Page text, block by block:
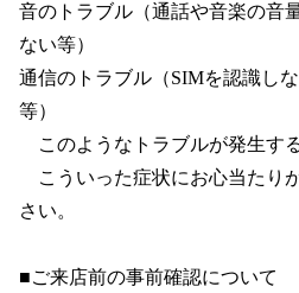
音のトラブル（通話や音楽の音
ない等）
通信のトラブル（SIMを認識し
等）
このようなトラブルが発生す
こういった症状にお心当たり
さい。
■ご来店前の事前確認について